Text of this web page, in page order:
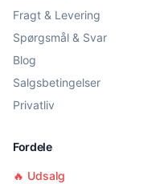
Fragt & Levering
Spørgsmål & Svar
Blog
Salgsbetingelser
Privatliv
Fordele
🔥 Udsalg